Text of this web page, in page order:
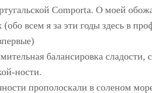
Comporta. О моей
(обо всем я за эти годы здесь в
балансировка сладости,
ности.
прополоскали в соленом